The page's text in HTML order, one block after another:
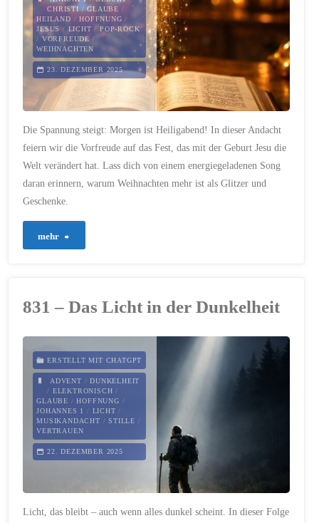
den
Fremden"
CHRISTI/GLAUBE /
HEILAND /HOFFNUNG /
JESUS/ LICHT / POP-ROCK
/ VORFREUDE /
WEIHNACHTEN
23. DEZEMBER 2025
Die Spannung steigt: Morgen ist Heiligabend! In dieser Andacht
feiern wir die Vorfreude auf das Fest, das mit der Geburt Jesu die
Welt verändert hat. Lass dich von einem energiegeladenen Song
daran erinnern, warum Weihnachten mehr ist als Glitzer und
Geschenke.
mehr
Fest"
831 – Das Licht in der Dunkelheit
ERSTELLT MIT CHATGPT
ADVENT /DUNKELHEIT
/ ELEKTRONISCH /
GLAUBE /HOFFNUNG /
JOHANNES 1
/ LICHT /
MUSIKANDACHT /STILLE /
VERTRAUEN
22. DEZEMBER 2025
Licht, das bleibt – auch wenn alles dunkel scheint. In dieser Folge